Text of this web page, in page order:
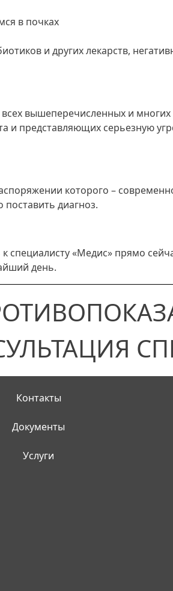
в почках
и других лекарств,
вышеперечисленных и многих
и представляющих серьезную
которого –
диагноз.
специалисту «Медис» прямо
день.
Контакты
Документы
Услуги